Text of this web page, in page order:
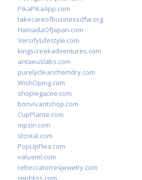
PikaPikaApp.com
takecareofbusinessdfw.org
HamadaOfJapan.com
VersifyLifestyle.com
kingscreekadventures.com
antaeuslabs.com
purelycleanchemdry.com
WishOping.com
shoplegacee.com
bonvivantshop.com
CupPlante.com
mpzin.com
stcreal.com
PopUpFlea.com
valueml.com
rebeccatorresjewelry.com
jmpbliss.com